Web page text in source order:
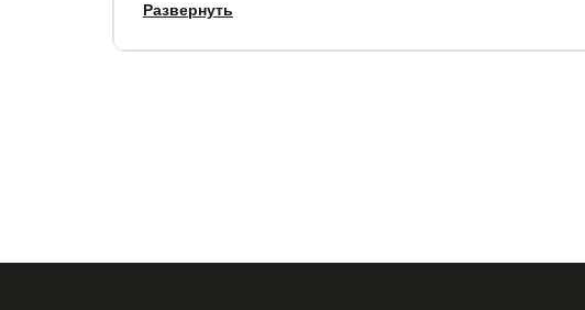
Развернуть